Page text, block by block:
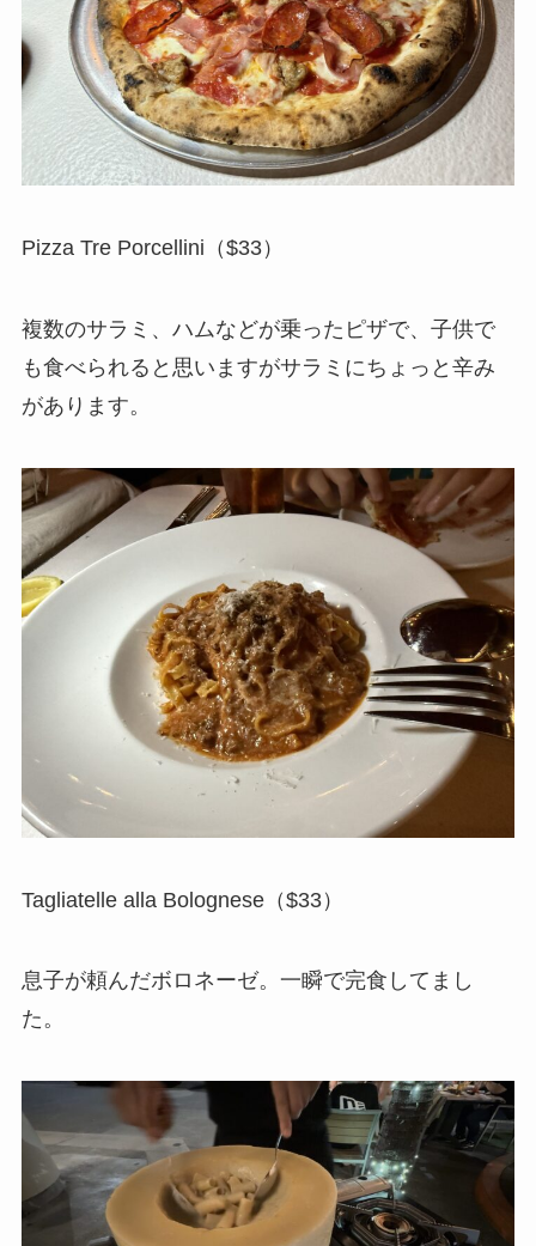
Pizza Tre Porcellini（$33）
複数のサラミ、ハムなどが乗ったピザで、子供で
も食べられると思いますがサラミにちょっと辛み
があります。
Tagliatelle alla Bolognese（$33）
息子が頼んだボロネーゼ。一瞬で完食してまし
た。